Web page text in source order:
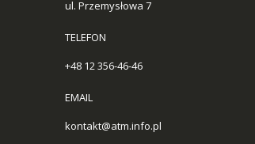
ul. Przemysłowa 7
TELEFON
+48 12 356-46-46
EMAIL
kontakt@atm.info.pl